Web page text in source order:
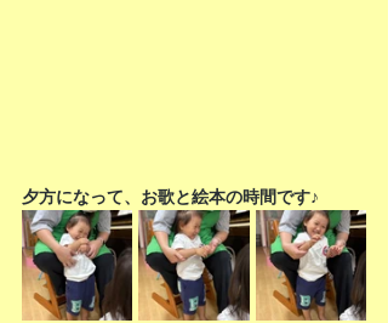
夕方になって、お歌と絵本の時間です♪